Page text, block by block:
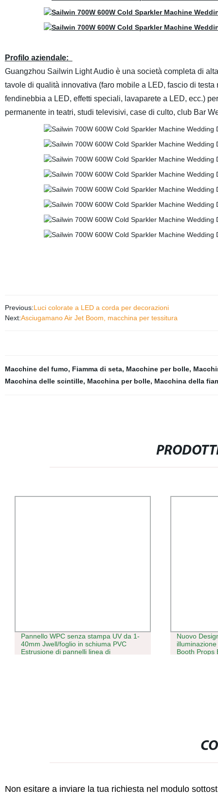
Profilo aziendale:
Guangzhou Sailwin Light Audio è una società completa di
tavole di qualità innovativa (faro mobile a LED, fascio di
fendinebbia a LED, effetti speciali, lavaparete a LED, ecc.)
permanente in teatri, studi televisivi, case di culto, club Bar
Previous:Luci colorate a LED a corda per decorazioni
Next:Asciugamano Air Jet Boom, macchina per tessitura
Macchine del fumo, Fiamma di seta, Macchine per bolle,
Macchina delle scintille, Macchina per bolle, Macchina della
Pannello WPC senza stampa UV da 1-
40mm Jwell/foglio in schiuma PVC
Estrusione di pannelli linea di
Nuovo
Booth Props
Non esitare a inviare la tua richiesta nel modulo